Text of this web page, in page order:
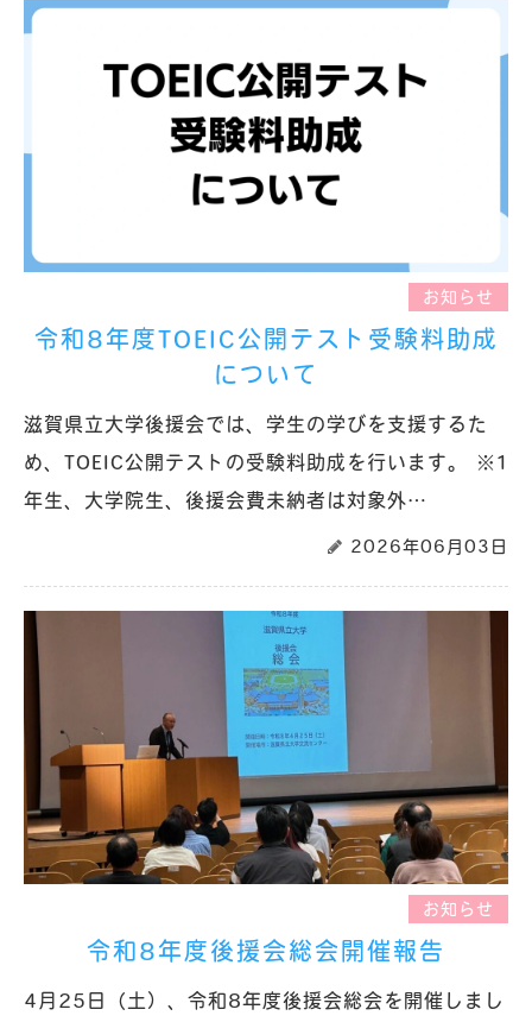
お知らせ
令和8年度TOEIC公開テスト受験料助成
について
滋賀県立大学後援会では、学生の学びを支援するた
め、TOEIC公開テストの受験料助成を行います。 ※1
年生、大学院生、後援会費未納者は対象外…
2026年06月03日
お知らせ
令和8年度後援会総会開催報告
4月25日（土）、令和8年度後援会総会を開催しまし